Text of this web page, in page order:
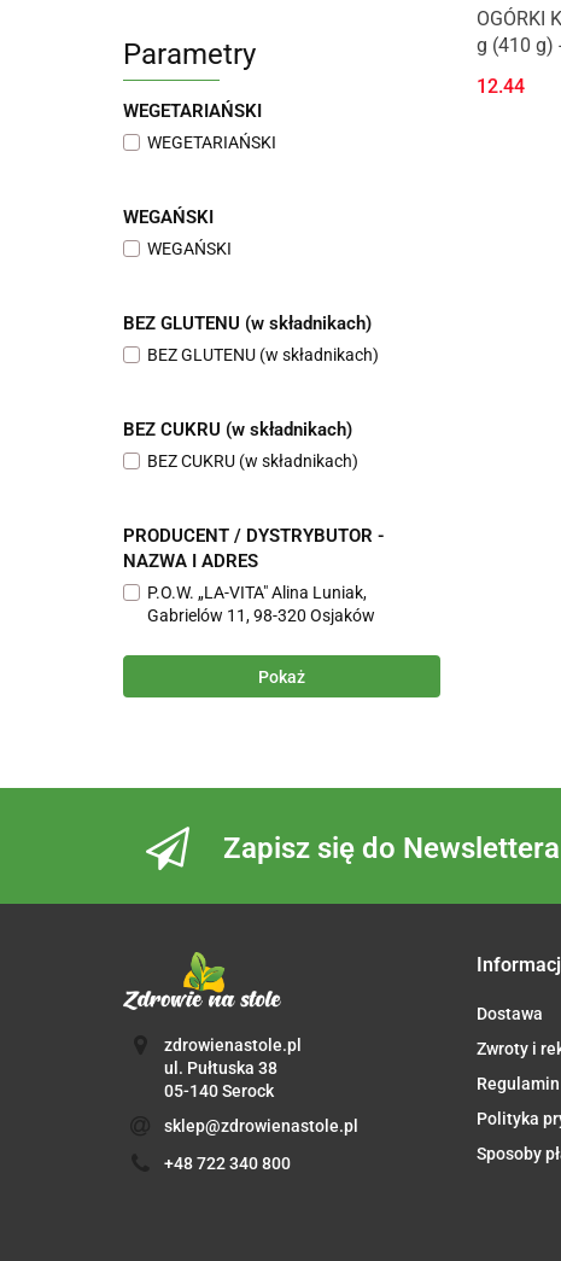
Parametry
WEGETARIAŃSKI
WEGETARIAŃSKI
WEGAŃSKI
WEGAŃSKI
BEZ GLUTENU (w składnikach)
BEZ GLUTENU (w składnikach)
BEZ CUKRU (w składnikach)
BEZ CUKRU (w składnikach)
PRODUCENT / DYSTRYBUTOR -
NAZWA I ADRES
P.O.W. „LA-VITA" Alina Luniak,
Gabrielów 11, 98-320 Osjaków
Pokaż
OGÓRKI
g (410 g)
12.44
Zapisz się do Newslettera
zdrowienastole.pl
ul. Pułtuska 38
05-140 Serock
sklep@zdrowienastole.pl
+48 722 340 800
Dostawa
Zwroty i
Regulamin
Polityka
Sposoby